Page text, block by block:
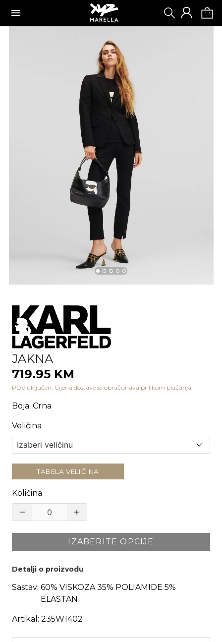
JAKNA
719.95 KM
PDV uključen. Cijena dostave se obračunava prilikom plaćanja.
Boja: Crna
Veličina
TABELA VELIČINA
Količina
IZABERITE OPCIJE
Detalji o proizvodu
Sastav: 60% VISKOZA 35% POLIAMIDE 5%
ELASTAN
Artikal: 235W1402